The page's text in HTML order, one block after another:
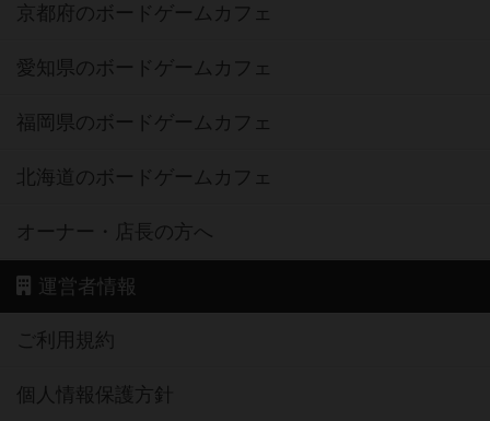
京都府のボードゲームカフェ
愛知県のボードゲームカフェ
福岡県のボードゲームカフェ
北海道のボードゲームカフェ
オーナー・店長の方へ
運営者情報
ご利用規約
個人情報保護方針